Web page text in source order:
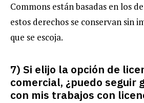
Commons están basadas en los
estos derechos se conservan sin
que se escoja.
7) Si elijo la opción de
comercial, ¿puedo seguir
con mis trabajos con